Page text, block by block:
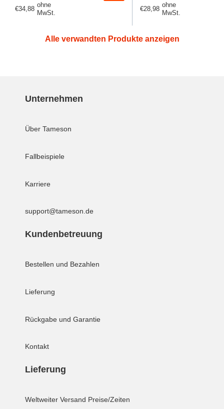
Regulärer
€34,88
ohne
MwSt.
Regulärer
€28,98
ohne
MwSt.
Alle verwandten Produkte anzeigen
Unternehmen
Über Tameson
Fallbeispiele
Karriere
support@tameson.de
Kundenbetreuung
Bestellen und Bezahlen
Lieferung
Rückgabe und Garantie
Kontakt
Lieferung
Weltweiter Versand Preise/Zeiten